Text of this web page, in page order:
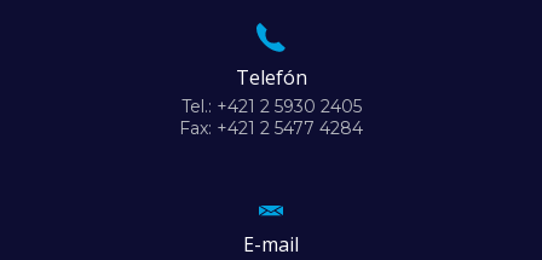
Telefón
Tel.: +421 2 5930 2405
Fax: +421 2 5477 4284
E-mail